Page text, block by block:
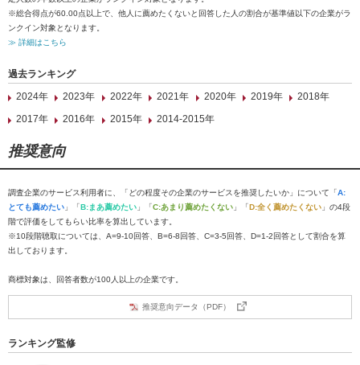
※総合得点が60.00点以上で、他人に薦めたくないと回答した人の割合が基準値以下の企業がラ
ンクイン対象となります。
≫ 詳細はこちら
過去ランキング
2024年
2023年 2022年 2021年 2020年 2019年
2018年
2017年
2016年 2015年 2014-2015年
推奨意向
調査企業のサービス利用者に、「どの程度その企業のサービスを推奨したいか」について「A:
とても薦めたい 」「B:まあ薦めたい 」「C:あまり薦めたくない 」「D:全く薦めたくない 」の4段
階で評価をしてもらい比率を算出しています。
※10段階聴取については、A=9-10回答、B=6-8回答、C=3-5回答、D=1-2回答として割合を算
出しております。
商標対象は、回答者数が100人以上の企業です。
推奨意向データ（PDF）
ランキング監修